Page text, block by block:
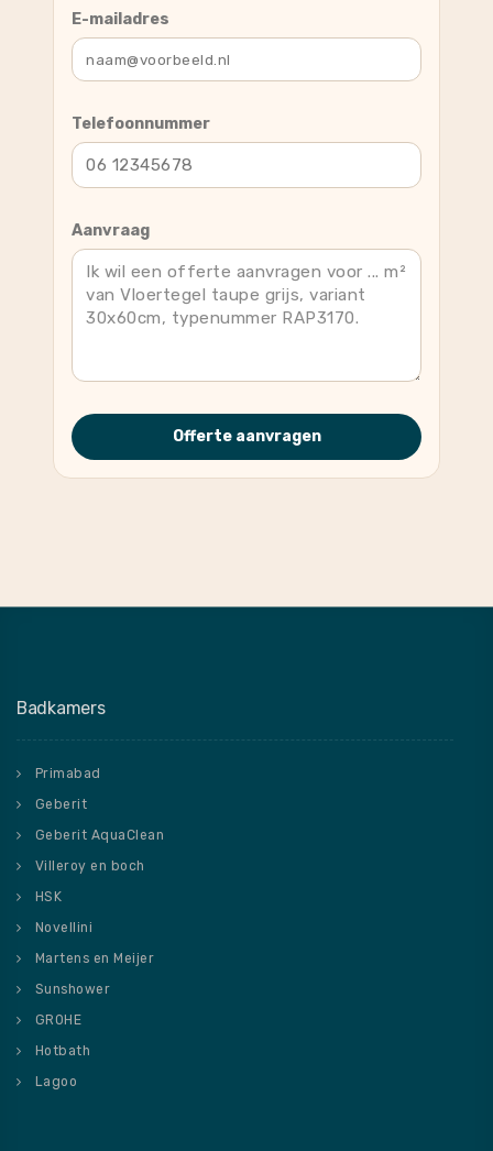
E-mailadres
Telefoonnummer
Aanvraag
Offerte aanvragen
Badkamers
Primabad
Geberit
Geberit AquaClean
Villeroy en boch
HSK
Novellini
Martens en Meijer
Sunshower
GROHE
Hotbath
Lagoo